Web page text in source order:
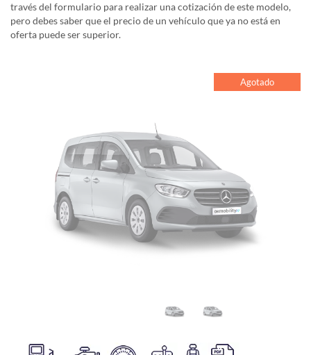
través del formulario para realizar una cotización de este modelo,
pero debes saber que el precio de un vehículo que ya no está en
oferta puede ser superior.
Agotado